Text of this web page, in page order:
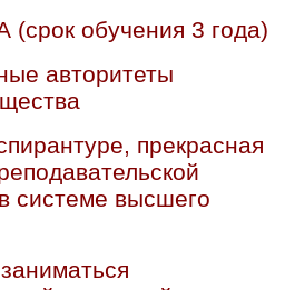
обучения 3 года)
авторитеты
прекрасная
системе высшего